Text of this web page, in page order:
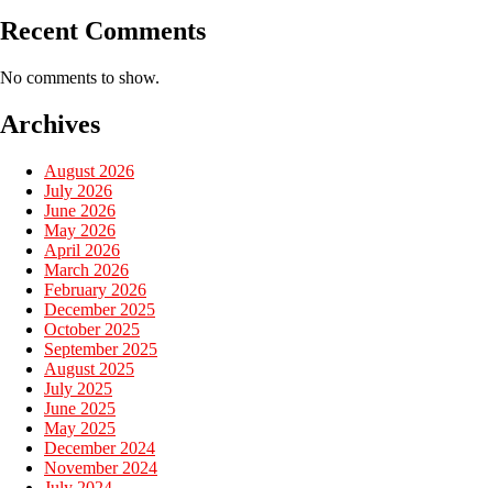
Recent Comments
No comments to show.
Archives
August 2026
July 2026
June 2026
May 2026
April 2026
March 2026
February 2026
December 2025
October 2025
September 2025
August 2025
July 2025
June 2025
May 2025
December 2024
November 2024